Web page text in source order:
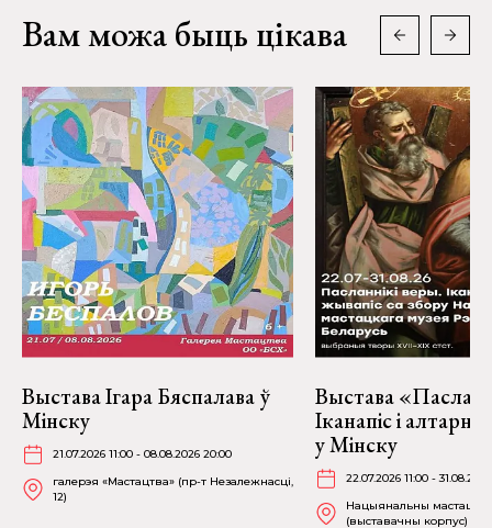
Вам можа быць цікава
Выстава Ігара Бяспалава ў
Мінску
21.07.2026 11:00 - 08.08.2026 20:00
галерэя «Мастацтва» (пр-т Незалежнасці,
12)
Выстава
Іканапіс і
у Мінску
22.07.2026 11:00 -
Нацыянальны мастацкі
(выставачны корпус) (К.